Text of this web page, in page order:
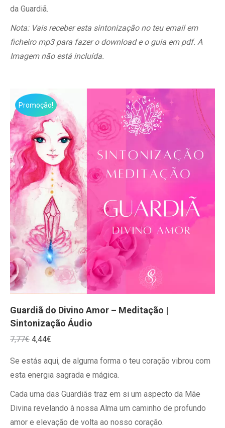
da Guardiã.
Nota: Vais receber esta sintonização no teu email em
ficheiro mp3 para fazer o download e o guia em pdf. A
Imagem não está incluída.
Promoção!
Guardiã do Divino Amor – Meditação |
Sintonização Áudio
7,77€ O
original
era:
7,77€.
4,44€
atual
é:
4,44€.
Se estás aqui, de alguma forma o teu coração vibrou com
esta energia sagrada e mágica.
Cada uma das Guardiãs traz em si um aspecto da Mãe
Divina revelando à nossa Alma um caminho de profundo
amor e elevação de volta ao nosso coração.